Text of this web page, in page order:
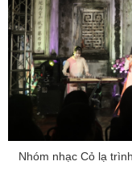
Nhóm nhạc Cỏ lạ